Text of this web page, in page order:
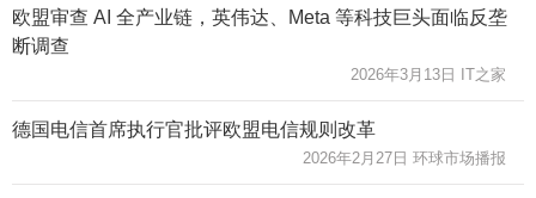
欧盟审查 AI 全产业链，英伟达、Meta 等科技巨头面临反垄
断调查
2026年3月13日 IT之家
德国电信首席执行官批评欧盟电信规则改革
2026年2月27日 环球市场播报